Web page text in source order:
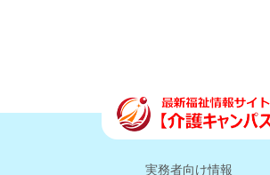
実務者向け情報